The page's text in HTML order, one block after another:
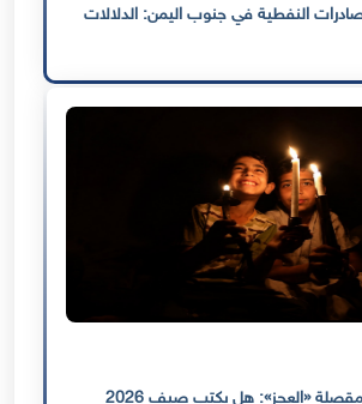
النفطية في جنوب اليمن: الدلالات
كهرباء عدن تحت مقصلة «العجز»: هل يكتب صيف 2026